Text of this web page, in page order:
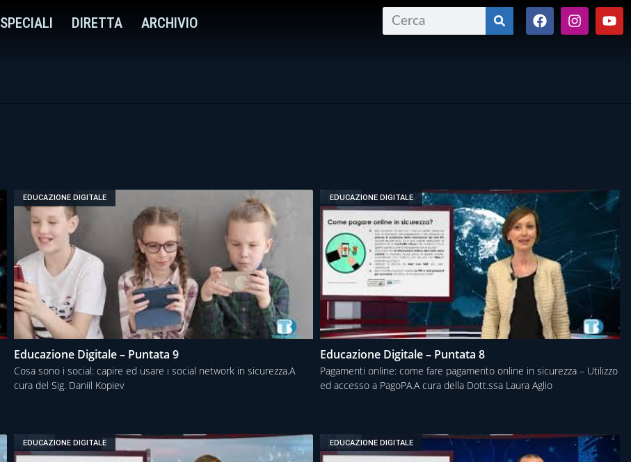
SPECIALI DIRETTA ARCHIVIO
EDUCAZIONE DIGITALE
Educazione Digitale – Puntata 9
Cosa sono i social: capire ed usare i social network in sicurezza.A
cura del Sig. Daniil Kopiev
EDUCAZIONE DIGITALE
Educazione Digitale – Puntata 8
Pagamenti online: come fare pagamento online in sicurezza – Utilizzo
ed accesso a PagoPA.A cura della Dott.ssa Laura Aglio
EDUCAZIONE DIGITALE EDUCAZIONE DIGITALE